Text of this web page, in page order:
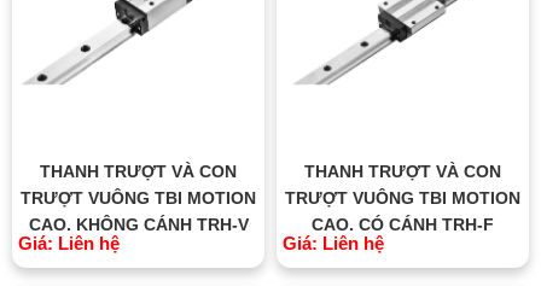
THANH TRƯỢT VÀ CON
TRƯỢT VUÔNG TBI MOTION
CAO, KHÔNG CÁNH TRH-V
Giá: Liên hệ
THANH TRƯỢT VÀ CON
TRƯỢT VUÔNG TBI MOTION
CAO, CÓ CÁNH TRH-F
Giá: Liên hệ